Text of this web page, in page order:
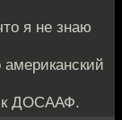
я не знаю
американский
к ДОСААФ.